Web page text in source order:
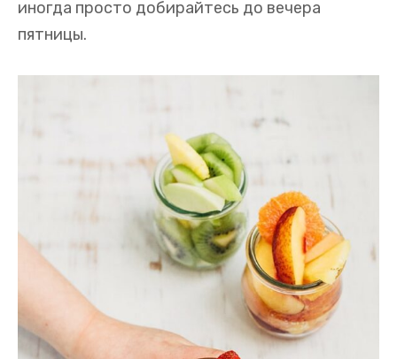
иногда просто добирайтесь до вечера
пятницы.